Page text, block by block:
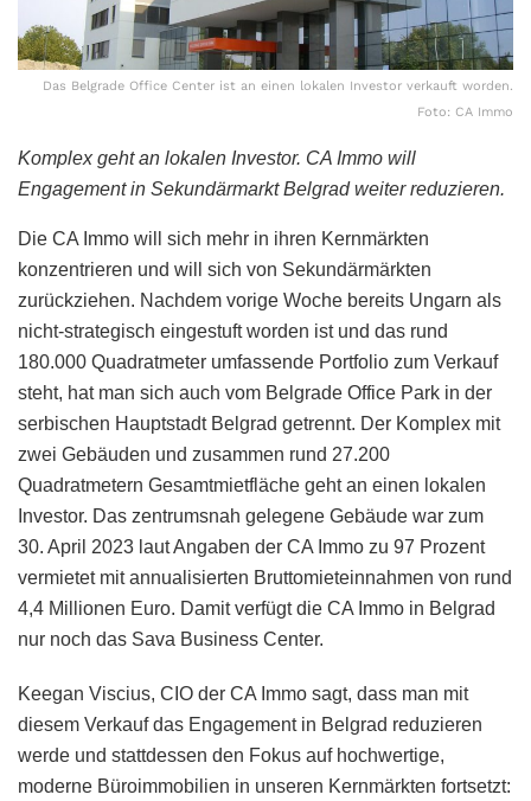
Das Belgrade Office Center ist an einen lokalen Investor verkauft worden.
Foto: CA Immo
Komplex geht an lokalen Investor. CA Immo will
Engagement in Sekundärmarkt Belgrad weiter reduzieren.
Die CA Immo will sich mehr in ihren Kernmärkten
konzentrieren und will sich von Sekundärmärkten
zurückziehen. Nachdem vorige Woche bereits Ungarn als
nicht-strategisch eingestuft worden ist und das rund
180.000 Quadratmeter umfassende Portfolio zum Verkauf
steht, hat man sich auch vom Belgrade Office Park in der
serbischen Hauptstadt Belgrad getrennt. Der Komplex mit
zwei Gebäuden und zusammen rund 27.200
Quadratmetern Gesamtmietfläche geht an einen lokalen
Investor. Das zentrumsnah gelegene Gebäude war zum
30. April 2023 laut Angaben der CA Immo zu 97 Prozent
vermietet mit annualisierten Bruttomieteinnahmen von rund
4,4 Millionen Euro. Damit verfügt die CA Immo in Belgrad
nur noch das Sava Business Center.
Keegan Viscius, CIO der CA Immo sagt, dass man mit
diesem Verkauf das Engagement in Belgrad reduzieren
werde und stattdessen den Fokus auf hochwertige,
moderne Büroimmobilien in unseren Kernmärkten fortsetzt: